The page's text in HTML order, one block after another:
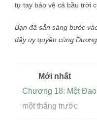
tự tay bảo vệ cả bầu trời
Bạn đã sẵn sàng bước
đầy uy quyền cùng
Mới nhất
Chương 18: Một
một tháng trước